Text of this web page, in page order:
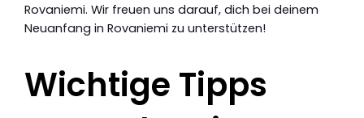
Rovaniemi. Wir freuen uns darauf, dich bei deinem
Neuanfang in Rovaniemi zu unterstützen!
Wichtige Tipps